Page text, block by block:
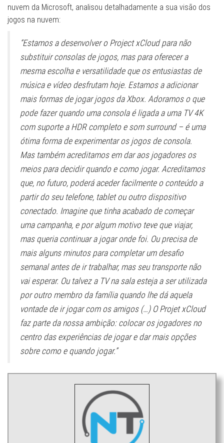
nuvem da Microsoft, analisou detalhadamente a sua visão dos
jogos na nuvem:
“Estamos a desenvolver o Project xCloud para não
substituir consolas de jogos, mas para oferecer a
mesma escolha e versatilidade que os entusiastas de
música e vídeo desfrutam hoje. Estamos a adicionar
mais formas de jogar jogos da Xbox. Adoramos o que
pode fazer quando uma consola é ligada a uma TV 4K
com suporte a HDR completo e som surround – é uma
ótima forma de experimentar os jogos de consola.
Mas também acreditamos em dar aos jogadores os
meios para decidir quando e como jogar. Acreditamos
que, no futuro, poderá aceder facilmente o conteúdo a
partir do seu telefone, tablet ou outro dispositivo
conectado. Imagine que tinha acabado de começar
uma campanha, e por algum motivo teve que viajar,
mas queria continuar a jogar onde foi. Ou precisa de
mais alguns minutos para completar um desafio
semanal antes de ir trabalhar, mas seu transporte não
vai esperar. Ou talvez a TV na sala esteja a ser utilizada
por outro membro da família quando lhe dá aquela
vontade de ir jogar com os amigos (…) O Projet xCloud
faz parte da nossa ambição: colocar os jogadores no
centro das experiências de jogar e dar mais opções
sobre como e quando jogar.”